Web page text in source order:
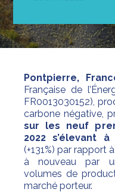
Pontpierre,
Française de
FR0013030152),
carbone négative,
sur les neuf
2022 s’élevant
(+131%) par rapport
à nouveau par
volumes de
marché porteur.